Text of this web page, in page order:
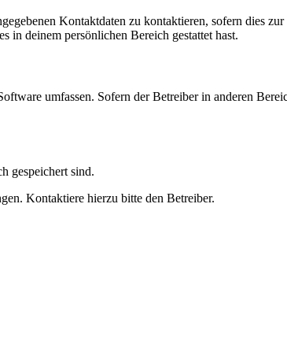
Kontaktdaten zu kontaktieren, sofern dies
in deinem persönlichen Bereich gestattet hast.
umfassen. Sofern der Betreiber in anderen
gespeichert sind.
Kontaktiere hierzu bitte den Betreiber.